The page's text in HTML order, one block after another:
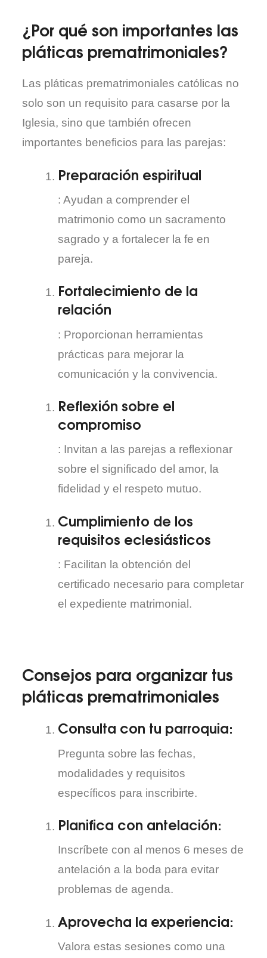
¿Por qué son importantes las
pláticas prematrimoniales?
Las pláticas prematrimoniales católicas no
solo son un requisito para casarse por la
Iglesia, sino que también ofrecen
importantes beneficios para las parejas:
Preparación espiritual
: Ayudan a comprender el
matrimonio como un sacramento
sagrado y a fortalecer la fe en
pareja.
Fortalecimiento de la
relación
: Proporcionan herramientas
prácticas para mejorar la
comunicación y la convivencia.
Reflexión sobre el
compromiso
: Invitan a las parejas a reflexionar
sobre el significado del amor, la
fidelidad y el respeto mutuo.
Cumplimiento de los
requisitos eclesiásticos
: Facilitan la obtención del
certificado necesario para completar
el expediente matrimonial.
Consejos para organizar tus
pláticas prematrimoniales
Consulta con tu parroquia:
Pregunta sobre las fechas,
modalidades y requisitos
específicos para inscribirte.
Planifica con antelación:
Inscríbete con al menos 6 meses de
antelación a la boda para evitar
problemas de agenda.
Aprovecha la experiencia:
Valora estas sesiones como una